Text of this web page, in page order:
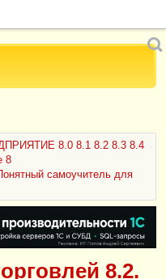
8.0 8.1 8.2 8.3 8.4
8
самоучитель для
8.2.